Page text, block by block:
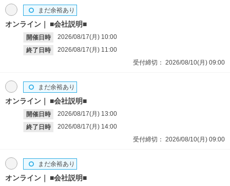
オンライン ■会社説明■
開催日時 2026/08/17(月) 10:00
終了日時
2026/08/17(月) 11:00
まだ余裕あり
受付締切： 2026/08/10(月) 09:00
オンライン ■会社説明■
開催日時 2026/08/17(月) 13:00
終了日時
2026/08/17(月) 14:00
まだ余裕あり
受付締切： 2026/08/10(月) 09:00
オンライン ■会社説明■
まだ余裕あり